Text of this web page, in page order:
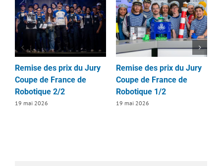
Remise des prix du Jury
Coupe de France de
Robotique 2/2
19 mai 2026
Remise des prix du Jury
Coupe de France de
Robotique 1/2
19 mai 2026